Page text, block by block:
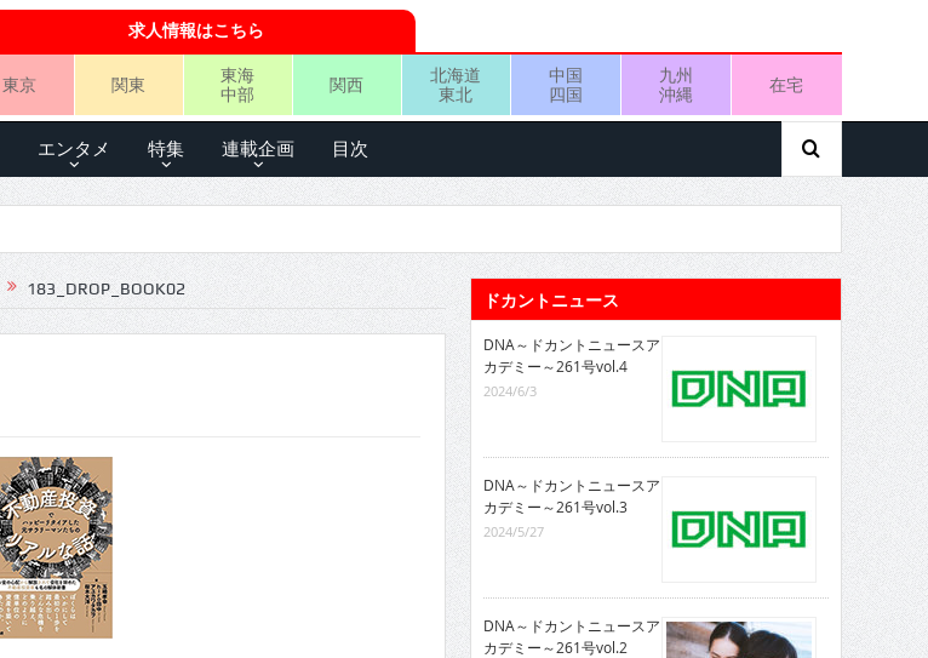
求人情報はこちら
東京 関東
東海
中部
関西
北海道
東北
中国
四国
九州
沖縄
在宅
エンタメ 特集 連載企画 目次
183_DROP_BOOK02
ドカントニュース
DNA～ドカントニュースア
カデミー～261号vol.4
2024/6/3
DNA～ドカントニュースア
カデミー～261号vol.3
2024/5/27
DNA～ドカントニュースア
カデミー～261号vol.2